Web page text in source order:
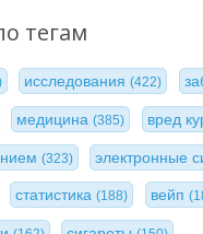
тегам
исследования(422)
медицина(385) вред
(323) электронные
статистика(188) вейп